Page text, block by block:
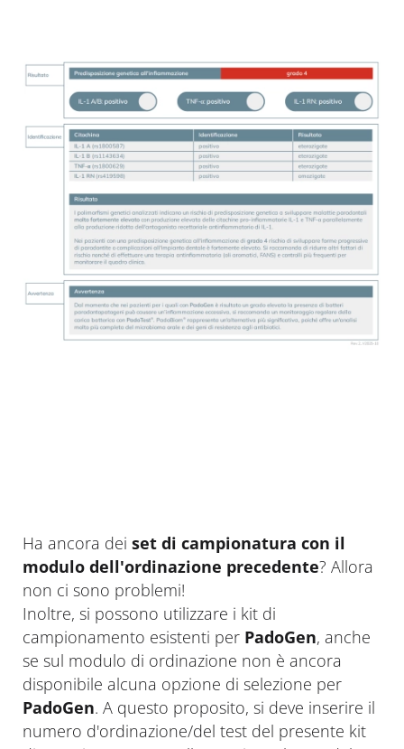
Ha ancora dei set di campionatura con il
modulo dell'ordinazione precedente? Allora
non ci sono problemi!
Inoltre, si possono utilizzare i kit di
campionamento esistenti per PadoGen, anche
se sul modulo di ordinazione non è ancora
disponibile alcuna opzione di selezione per
PadoGen. A questo proposito, si deve inserire il
numero d'ordinazione/del test del presente kit